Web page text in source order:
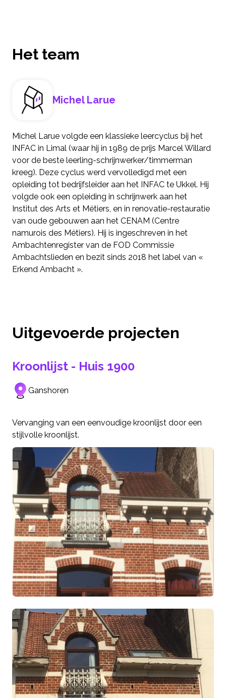
Het team
Michel Larue
Michel Larue volgde een klassieke leercyclus bij het
INFAC in Limal (waar hij in 1989 de prijs Marcel Willard
voor de beste leerling-schrijnwerker/timmerman
kreeg). Deze cyclus werd vervolledigd met een
opleiding tot bedrijfsleider aan het INFAC te Ukkel. Hij
volgde ook een opleiding in schrijnwerk aan het
Institut des Arts et Métiers, en in renovatie-restauratie
van oude gebouwen aan het CENAM (Centre
namurois des Métiers). Hij is ingeschreven in het
Ambachtenregister van de FOD Commissie
Ambachtslieden en bezit sinds 2018 het label van «
Erkend Ambacht ».
Uitgevoerde projecten
Kroonlijst - Huis 1900
Ganshoren
Vervanging van een eenvoudige kroonlijst door een
stijlvolle kroonlijst.